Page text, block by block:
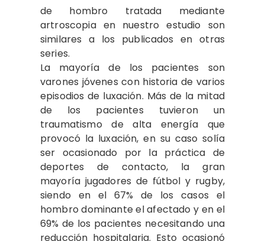
de hombro tratada mediante
artroscopia en nuestro estudio son
similares a los publicados en otras
series.
La mayoría de los pacientes son
varones jóvenes con historia de varios
episodios de luxación. Más de la mitad
de los pacientes tuvieron un
traumatismo de alta energía que
provocó la luxación, en su caso solía
ser ocasionado por la práctica de
deportes de contacto, la gran
mayoría jugadores de fútbol y rugby,
siendo en el 67% de los casos el
hombro dominante el afectado y en el
69% de los pacientes necesitando una
reducción hospitalaria. Esto ocasionó